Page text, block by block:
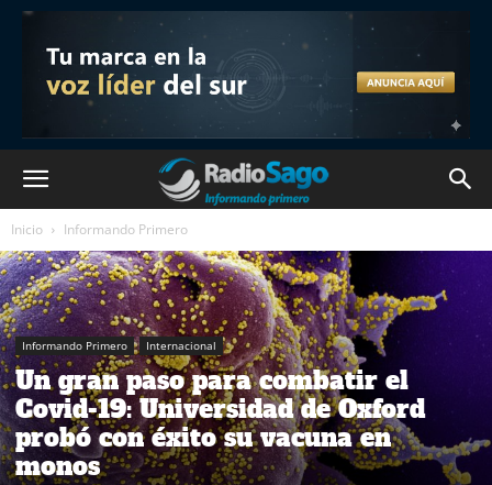
Inicio Informando Primero
Informando Primero Internacional
Un gran paso para combatir el
Covid-19: Universidad de Oxford
probó con éxito su vacuna en
monos